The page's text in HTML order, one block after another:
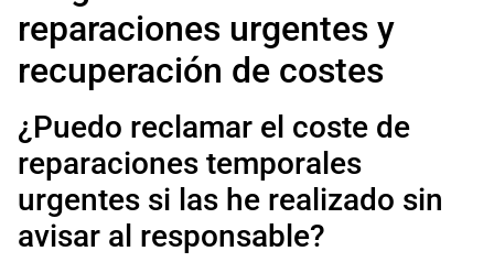
reparaciones urgentes y
recuperación de costes
¿Puedo reclamar el coste de
reparaciones temporales
urgentes si las he realizado sin
avisar al responsable?